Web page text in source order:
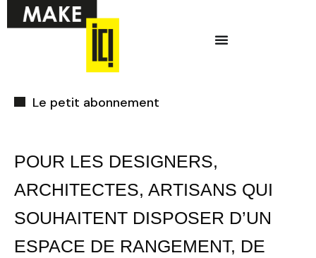
Aller
au Menu
Le petit abonnement
POUR LES DESIGNERS,
ARCHITECTES, ARTISANS QUI
SOUHAITENT DISPOSER D’UN
ESPACE DE RANGEMENT, DE
trouverez une liste
disponibles pour
la réunion
d’information en
ligne.